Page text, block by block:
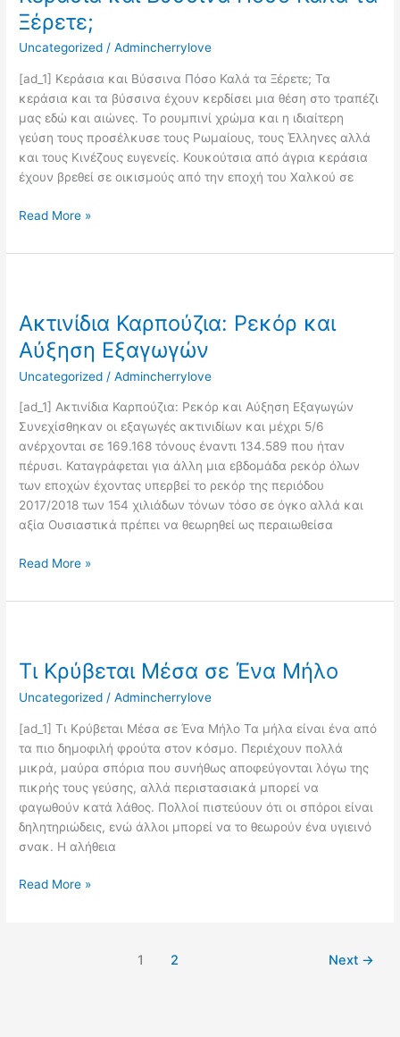
Ξέρετε;
Uncategorized /Admincherrylove
[ad_1] Κεράσια και Βύσσινα Πόσο Καλά τα Ξέρετε; Τα
κεράσια και τα βύσσινα έχουν κερδίσει μια θέση στο τραπέζι
μας εδώ και αιώνες. Το ρουμπινί χρώμα και η ιδιαίτερη
γεύση τους προσέλκυσε τους Ρωμαίους, τους Έλληνες αλλά
και τους Κινέζους ευγενείς. Κουκούτσια από άγρια κεράσια
έχουν βρεθεί σε οικισμούς από την εποχή του Χαλκού σε
Πόσο
Καλά
τα
Ξέρετε;
Read More »
Ακτινίδια Καρπούζια: Ρεκόρ και
Αύξηση Εξαγωγών
Uncategorized /Admincherrylove
[ad_1] Ακτινίδια Καρπούζια: Ρεκόρ και Αύξηση Εξαγωγών
Συνεχίσθηκαν οι εξαγωγές ακτινιδίων και μέχρι 5/6
ανέρχονται σε 169.168 τόνους έναντι 134.589 που ήταν
πέρυσι. Καταγράφεται για άλλη μια εβδομάδα ρεκόρ όλων
των εποχών έχοντας υπερβεί το ρεκόρ της περιόδου
2017/2018 των 154 χιλιάδων τόνων τόσο σε όγκο αλλά και
αξία Ουσιαστικά πρέπει να θεωρηθεί ως περαιωθείσα
Ρεκόρ
και
Αύξηση
Εξαγωγών
Read More »
Τι Κρύβεται Μέσα σε Ένα Μήλο
Uncategorized /Admincherrylove
[ad_1] Τι Κρύβεται Μέσα σε Ένα Μήλο Τα μήλα είναι ένα από
τα πιο δημοφιλή φρούτα στον κόσμο. Περιέχουν πολλά
μικρά, μαύρα σπόρια που συνήθως αποφεύγονται λόγω της
πικρής τους γεύσης, αλλά περιστασιακά μπορεί να
φαγωθούν κατά λάθος. Πολλοί πιστεύουν ότι οι σπόροι είναι
δηλητηριώδεις, ενώ άλλοι μπορεί να το θεωρούν ένα υγιεινό
σνακ. Η αλήθεια
Μέσα
Μήλο
Read More »
1 2 Next →